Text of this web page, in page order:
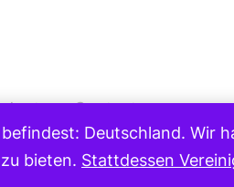
returnsContactMedium
Deutschland. Wir
bieten. Stattdessen